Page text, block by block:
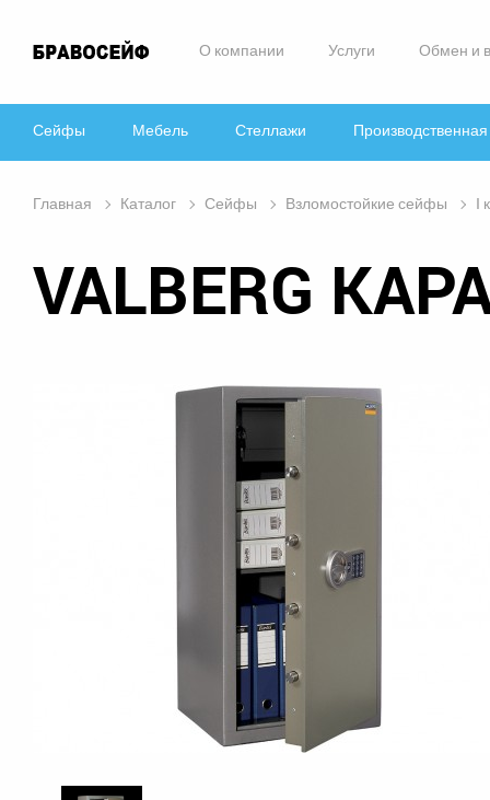
О компании Услуги Обмен и
Сейфы Мебель Стеллажи
Главная Каталог Сейфы Взломостойкие сейфы I
VALBERG